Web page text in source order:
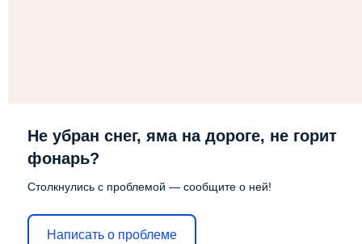
Не убран снег, яма на дороге, не горит
фонарь?
Столкнулись с проблемой — сообщите о ней!
Написать о проблеме